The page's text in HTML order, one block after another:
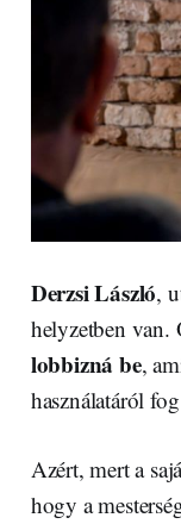
Derzsi László,
helyzetben
lobbizná be,
használatáról
Azért, mert a
hogy a